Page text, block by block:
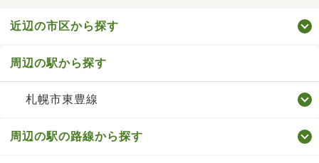
近辺の市区から探す
周辺の駅から探す
札幌市東豊線
周辺の駅の路線から探す